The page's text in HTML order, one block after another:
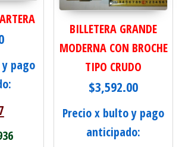
pago
BILLETERA GRANDE
MODERNA CON BROCHE
TIPO CRUDO
$3,592.00
Precio x bulto y pago
anticipado: